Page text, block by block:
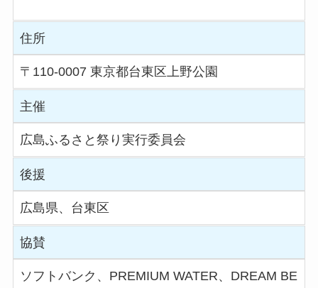
住所
〒110-0007 東京都台東区上野公園
主催
広島ふるさと祭り実行委員会
後援
広島県、台東区
協賛
ソフトバンク、PREMIUM WATER、DREAM BE